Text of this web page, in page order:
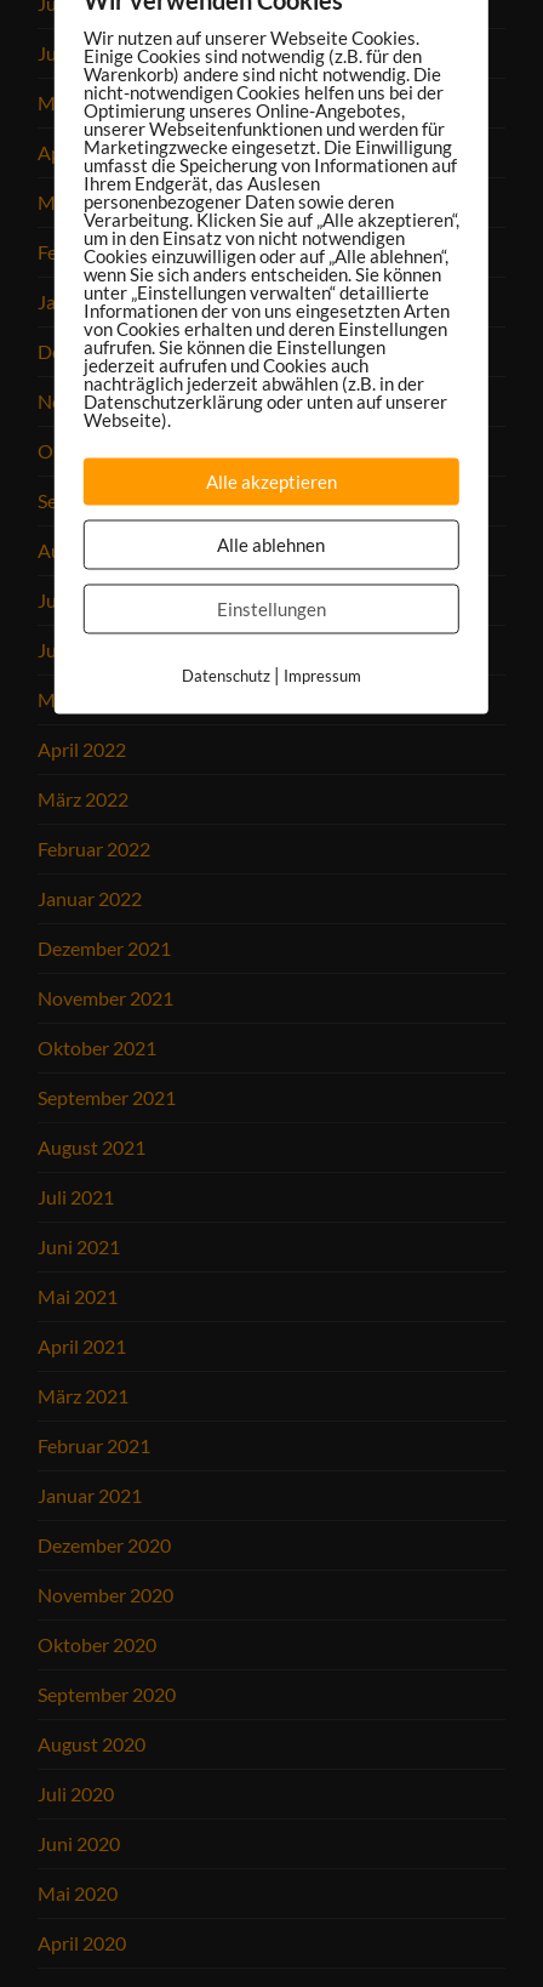
Juni 2023
Mai 2023
April 2023
März 2023
Februar 2023
Januar 2023
Dezember 2022
November 2022
Oktober 2022
September 2022
August 2022
Juli 2022
Juni 2022
Mai 2022
April 2022
März 2022
Februar 2022
Januar 2022
Dezember 2021
November 2021
Oktober 2021
September 2021
August 2021
Juli 2021
Juni 2021
Mai 2021
April 2021
März 2021
Februar 2021
Januar 2021
Dezember 2020
November 2020
Oktober 2020
September 2020
August 2020
Juli 2020
Juni 2020
Mai 2020
April 2020
Wir nutzen auf unserer Webseite Cookies.
Einige Cookies sind notwendig (z.B. für den
Warenkorb) andere sind nicht notwendig. Die
nicht-notwendigen Cookies helfen uns bei der
Optimierung unseres Online-Angebotes,
unserer Webseitenfunktionen und werden für
Marketingzwecke eingesetzt. Die Einwilligung
umfasst die Speicherung von Informationen auf
Ihrem Endgerät, das Auslesen
personenbezogener Daten sowie deren
Verarbeitung. Klicken Sie auf „Alle akzeptieren“,
um in den Einsatz von nicht notwendigen
Cookies einzuwilligen oder auf „Alle ablehnen“,
wenn Sie sich anders entscheiden. Sie können
unter „Einstellungen verwalten“ detaillierte
Informationen der von uns eingesetzten Arten
von Cookies erhalten und deren Einstellungen
aufrufen. Sie können die Einstellungen
jederzeit aufrufen und Cookies auch
nachträglich jederzeit abwählen (z.B. in der
Datenschutzerklärung oder unten auf unserer
Webseite).
Alle akzeptieren
Alle ablehnen
Einstellungen
Datenschutz| Impressum